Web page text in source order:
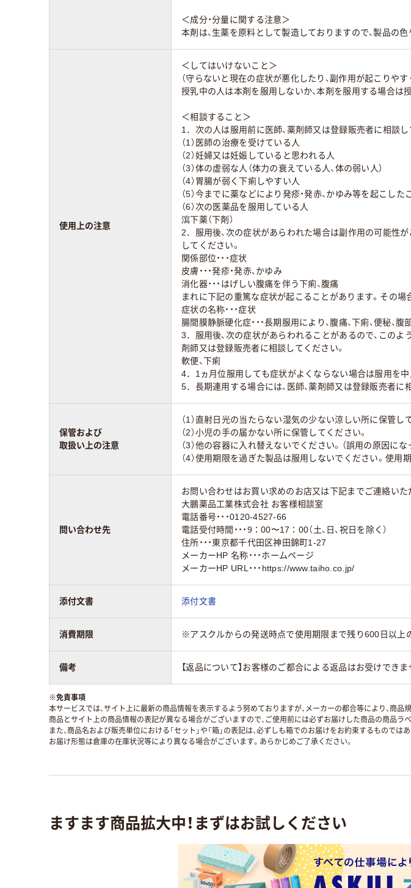
＜成分・分量に関する注意＞
本剤は、生薬を原料として製造しておりますので、製品の
使用上の注意
＜してはいけないこと＞
（守らないと現在の症状が悪化したり、副作用が起こりやす
授乳中の人は本剤を服用しないか、本剤を服用する場合は
＜相談すること＞
1．次の人は服用前に医師、薬剤師又は登録販売者に相談し
（1）医師の治療を受けている人
（2）妊婦又は妊娠していると思われる人
（3）体の虚弱な人（体力の衰えている人、体の弱い人）
（4）胃腸が弱く下痢しやすい人
（5）今までに薬などにより発疹・発赤、かゆみ等を起こした
（6）次の医薬品を服用している人
瀉下薬（下剤）
2．服用後、次の症状があらわれた場合は副作用の可能性
してください。
関係部位・・・症状
皮膚・・・発疹・発赤、かゆみ
消化器・・・はげしい腹痛を伴う下痢、腹痛
まれに下記の重篤な症状が起こることがあります。その場
症状の名称・・・症状
腸間膜静脈硬化症・・・長期服用により、腹痛、下痢、便秘、
3．服用後、次の症状があらわれることがあるので、この
剤師又は登録販売者に相談してください。
軟便、下痢
4．1ヵ月位服用しても症状がよくならない場合は服用を中
5．長期連用する場合には、医師、薬剤師又は登録販売者に
保管および
取扱い上の注意
（1）直射日光の当たらない湿気の少ない涼しい所に保管し
（2）小児の手の届かない所に保管してください。
（3）他の容器に入れ替えないでください。（誤用の原因に
（4）使用期限を過ぎた製品は服用しないでください。使用
問い合わせ先
お問い合わせはお買い求めのお店又は下記までご連絡いた
大鵬薬品工業株式会社 お客様相談室
電話番号・・・0120-4527-66
電話受付時間・・・9：00〜17：00（土、日、祝日を除く）
住所・・・東京都千代田区神田錦町1-27
メーカーHP 名称・・・ホームページ
メーカーHP URL・・・https://www.taiho.co.jp/
添付文書 添付文書
消費期限 ※アスクルからの発送時点で使用期限まで残り600日以上
備考 【返品について】お客様のご都合による返品はお受けできま
※免責事項
本サービスでは、サイト上に最新の商品情報を表示するよう努めておりますが、メーカーの都合等により、商品
商品とサイト上の商品情報の表記が異なる場合がございますので、ご使用前には必ずお届けした商品の商品
また、商品名および販売単位における「セット」や「箱」の表記は、必ずしも箱でのお届けをお約束するものではあ
お届け形態は倉庫の在庫状況等により異なる場合がございます。あらかじめご了承ください。
ますます商品拡大中！まずはお試しください